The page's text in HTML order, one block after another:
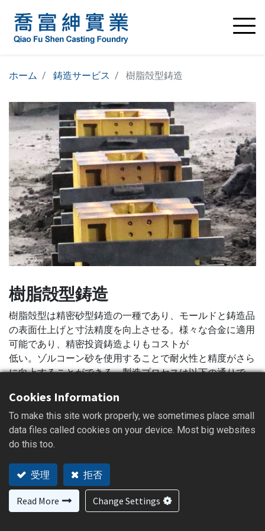
ホーム 鋳造サービス 樹脂殻型鋳造
樹脂殻型鋳造
樹脂殻型は精密砂型鋳造の一種であり、モールドと鋳造品
の表面仕上げと寸法精度を向上させる。様々な合金に適用
可能であり、精密投資鋳造よりもコストが
低い。ゾルコーン砂を使用することで耐火性と精度がさら
に向上することができる。製造プロセスは以下の通りで
問い合わせカートに追加する
Cookies Information
To make this site work properly, we sometimes place small
data files called cookies on your device. Most big websites
do this too.
受理 拒否
Read More Change Settings